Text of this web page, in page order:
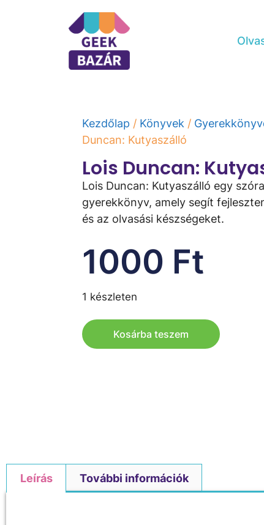
Kezdőlap / Könyvek /
Duncan: Kutyaszálló
Lois Duncan:
Lois Duncan: Kutyaszálló egy
gyerekkönyv, amely segít
és az olvasási készségeket.
1000 Ft
1 készleten
Kosárba teszem
Leírás További információk